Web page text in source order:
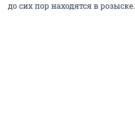
до сих пор находятся в розыске.